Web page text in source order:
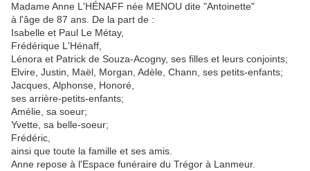
Madame Anne L'HÉNAFF née MENOU dite "Antoinette"
à l'âge de 87 ans. De la part de :
Isabelle et Paul Le Métay,
Frédérique L'Hénaff,
Lénora et Patrick de Souza-Acogny, ses filles et leurs conjoints;
Elvire, Justin, Maël, Morgan, Adèle, Chann, ses petits-enfants;
Jacques, Alphonse, Honoré,
ses arrière-petits-enfants;
Amélie, sa soeur;
Yvette, sa belle-soeur;
Frédéric,
ainsi que toute la famille et ses amis.
Anne repose à l'Espace funéraire du Trégor à Lanmeur.